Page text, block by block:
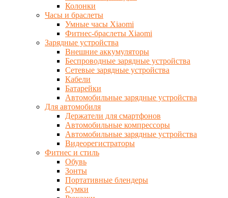
Колонки
Часы и браслеты
Умные часы Xiaomi
Фитнес-браслеты Xiaomi
Зарядные устройства
Внешние аккумуляторы
Беспроводные зарядные устройства
Сетевые зарядные устройства
Кабели
Батарейки
Автомобильные зарядные устройства
Для автомобиля
Держатели для смартфонов
Автомобильные компрессоры
Автомобильные зарядные устройства
Видеорегистраторы
Фитнес и стиль
Обувь
Зонты
Портативные блендеры
Сумки